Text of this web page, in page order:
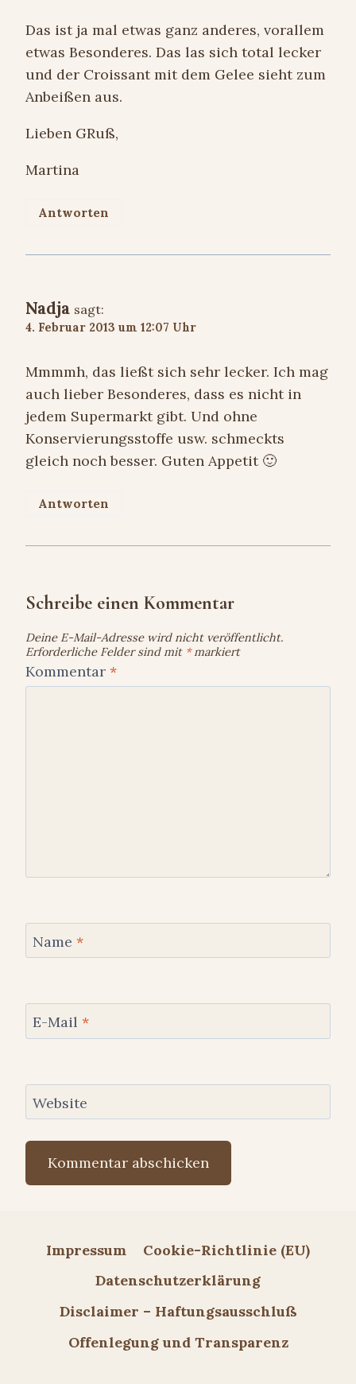
Das ist ja mal etwas ganz anderes, vorallem
etwas Besonderes. Das las sich total lecker
und der Croissant mit dem Gelee sieht zum
Anbeißen aus.
Lieben GRuß,
Martina
Antworten
Nadja sagt:
4. Februar 2013 um 12:07 Uhr
Mmmmh, das ließt sich sehr lecker. Ich mag
auch lieber Besonderes, dass es nicht in
jedem Supermarkt gibt. Und ohne
Konservierungsstoffe usw. schmeckts
gleich noch besser. Guten Appetit 🙂
Antworten
Schreibe einen Kommentar
Deine E-Mail-Adresse wird nicht veröffentlicht.
Erforderliche Felder sind mit *markiert
Kommentar *
Name *
E-Mail *
Website
Impressum
Cookie-Richtlinie (EU)
Datenschutzerklärung
Disclaimer – Haftungsausschluß
Offenlegung und Transparenz